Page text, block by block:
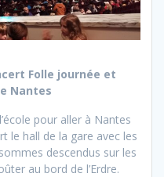
Folle journée et
Nantes
pour aller à Nantes
le hall de la gare avec les
descendus sur les
au bord de l’Erdre.